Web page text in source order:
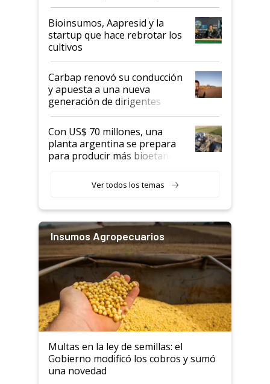
Bioinsumos, Aapresid y la
startup que hace rebrotar los
cultivos
Carbap renovó su conducción
y apuesta a una nueva
generación de dirigentes
rurales
Con US$ 70 millones, una
planta argentina se prepara
para producir más bioetanol
Ver todos los temas
Insumos Agropecuarios
Multas en la ley de semillas: el
Gobierno modificó los cobros y sumó
una novedad